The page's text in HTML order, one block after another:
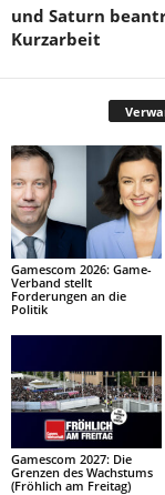
und Saturn
Kurzarbeit
Gamescom 2026: Game-
Verband stellt
Forderungen an die
Politik
Gamescom 2027: Die
Grenzen des Wachstums
(Fröhlich am Freitag)